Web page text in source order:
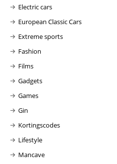
Electric cars
European Classic Cars
Extreme sports
Fashion
Films
Gadgets
Games
Gin
Kortingscodes
Lifestyle
Mancave